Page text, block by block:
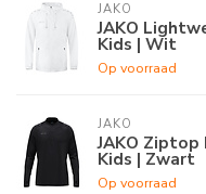
JAKO
JAKO
Kids | Wit
Op voorraad
JAKO
JAKO
Kids | Zwart
Op voorraad